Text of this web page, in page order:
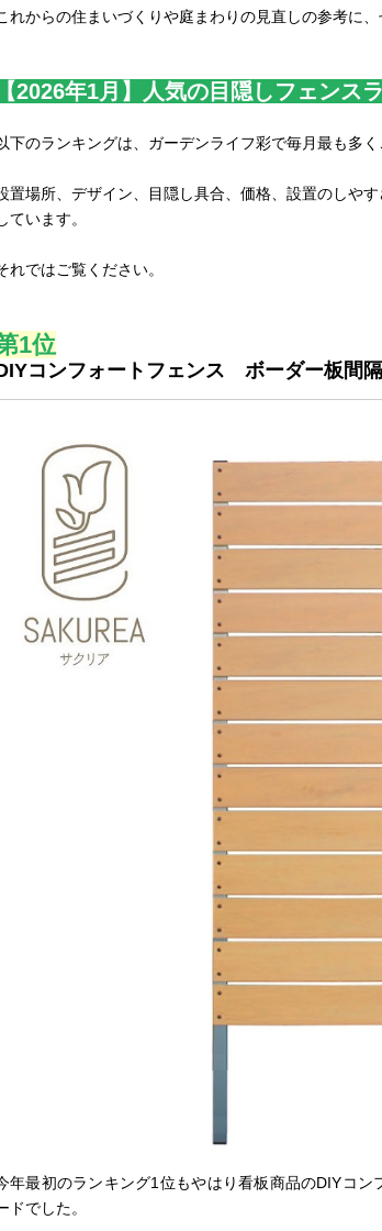
れからの住まいづくりや庭まわりの見直しの参考に、
【2026年1月】人気の目隠しフェンス
下のランキングは、ガーデンライフ彩で毎月最も多
置場所、デザイン、目隠し具合、価格、設置のしや
ています。
れではご覧ください。
1位
コンフォートフェンス ボーダー板間
年最初のランキング1位もやはり看板商品のDIYコ
ドでした。